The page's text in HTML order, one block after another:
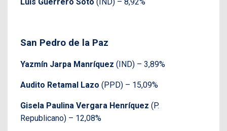
San Pedro de la Paz
Yazmín Jarpa Manríquez (IND) – 3,89%
Audito Retamal Lazo (PPD) – 15,09%
Gisela Paulina Vergara Henríquez (P.
Republicano) – 12,08%